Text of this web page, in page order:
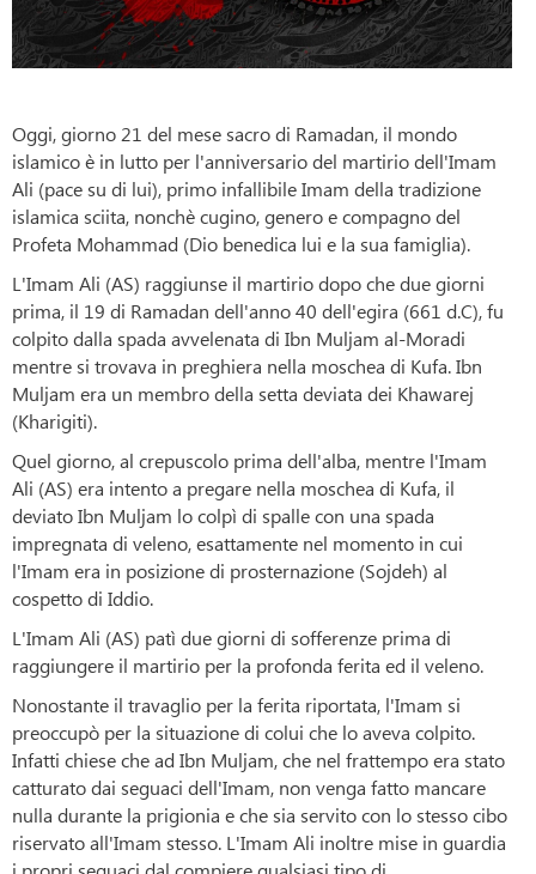
Oggi, giorno 21 del mese sacro di Ramadan, il mondo
islamico è in lutto per l'anniversario del martirio dell'Imam
Ali (pace su di lui), primo infallibile Imam della tradizione
islamica sciita, nonchè cugino, genero e compagno del
Profeta Mohammad (Dio benedica lui e la sua famiglia).
L'Imam Ali (AS) raggiunse il martirio dopo che due giorni
prima, il 19 di Ramadan dell'anno 40 dell'egira (661 d.C), fu
colpito dalla spada avvelenata di Ibn Muljam al-Moradi
mentre si trovava in preghiera nella moschea di Kufa. Ibn
Muljam era un membro della setta deviata dei Khawarej
(Kharigiti).
Quel giorno, al crepuscolo prima dell'alba, mentre l'Imam
Ali (AS) era intento a pregare nella moschea di Kufa, il
deviato Ibn Muljam lo colpì di spalle con una spada
impregnata di veleno, esattamente nel momento in cui
l'Imam era in posizione di prosternazione (Sojdeh) al
cospetto di Iddio.
L'Imam Ali (AS) patì due giorni di sofferenze prima di
raggiungere il martirio per la profonda ferita ed il veleno.
Nonostante il travaglio per la ferita riportata, l'Imam si
preoccupò per la situazione di colui che lo aveva colpito.
Infatti chiese che ad Ibn Muljam, che nel frattempo era stato
catturato dai seguaci dell'Imam, non venga fatto mancare
nulla durante la prigionia e che sia servito con lo stesso cibo
riservato all'Imam stesso. L'Imam Ali inoltre mise in guardia